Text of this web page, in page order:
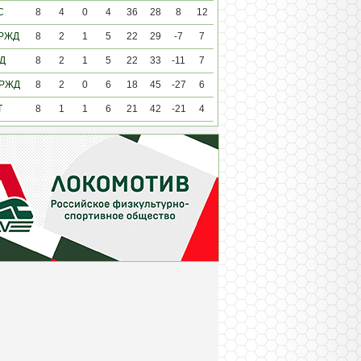
8 4 0 4 36 28 8 12
8 2 1 5 22 29 -7 7
8 2 1 5 22 33 -11 7
8 2 0 6 18 45 -27 6
8 1 1 6 21 42 -21 4